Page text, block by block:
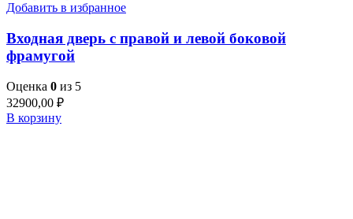
Добавить в избранное
Входная дверь с правой и левой боковой
фрамугой
Оценка 0 из 5
32900,00 ₽
В корзину